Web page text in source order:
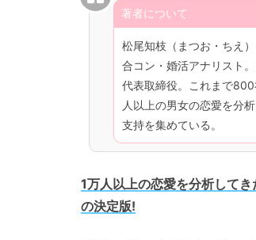
著者について
松尾知枝（まつお・ちえ）
合コン・婚活アナリスト
代表取締役。これまで
人以上の男女の恋愛を分
支持を集めている。
1万人以上の恋愛を分析して
の決定版!